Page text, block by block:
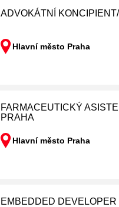
ADVOKÁTNÍ
Hlavní město Praha
FARMACEUTICKÝ
PRAHA
Hlavní město Praha
EMBEDDED DEVELOPER